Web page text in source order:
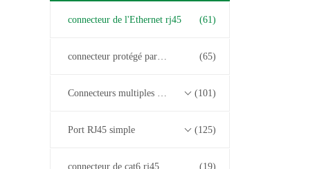
connecteur de l'Ethernet rj45 (61)
connecteur protégé par rj45 (65)
Connecteurs multiples du port RJ45 (101)
Port RJ45 simple (125)
connecteur de cat6 rj45 (19)